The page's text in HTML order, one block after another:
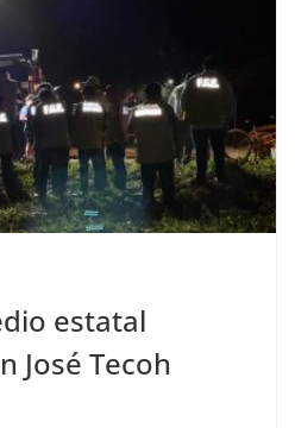
estatal
José Tecoh